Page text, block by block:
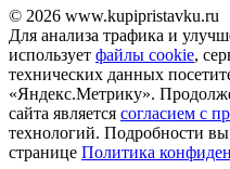
© 2026 www.kupipristavku.ru
Для анализа трафика и
использует файлы cookie,
технических данных
«Яндекс.Метрику».
сайта является согласием с
технологий. Подробности вы
странице Политика